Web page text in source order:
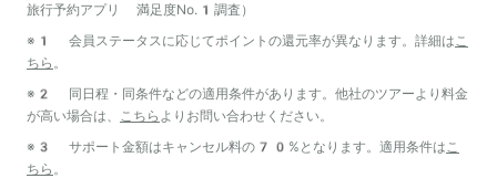
旅行予約アプリ 満足度No.1調査）
※1 会員ステータスに応じてポイントの還元率が異なります。詳細は こ
ちら 。
※2 同日程・同条件などの適用条件があります。他社のツアーより料金
が高い場合は、
こちら よりお問い合わせください。
※3 サポート金額はキャンセル料の70%となります。適用条件は こ
ちら 。